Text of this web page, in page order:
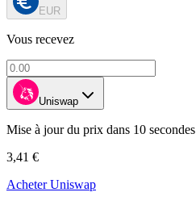
EUR
Vous recevez
Uniswap
Mise à jour du prix dans 10 secondes
3,41 €
Acheter Uniswap